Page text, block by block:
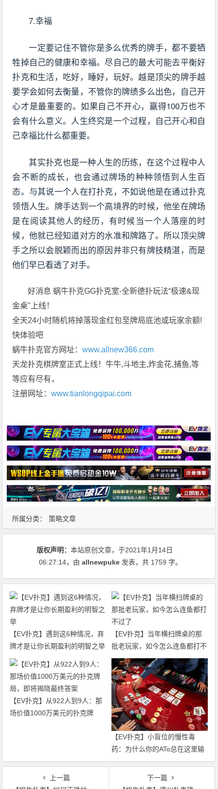
7.幸福
一定要记住不管你是多么优秀的牌手，都不要牺
牲掉自己的健康和幸福。尽自己的最大可能去平衡好
扑克和生活，吃好，睡好，玩好。越是顶尖的牌手越
要学会如何去衡量，不管你的牌绩多么出色，自己开
心才是最重要的。如果自己不开心，赢得100万也不
会有什么意义。人生终究是一个过程，自己开心和自
己幸福比什么都重要。
其实扑克也是一种人生的历练，在这个过程中人
会不断的成长，也会通过牌场的种种领悟到人生百
态。与其说一个人在打扑克，不如说他是在通过扑克
领悟人生。牌手达到一个高境界的时候，他坐在牌场
是在阅读其他人的经历，有时候当一个人落座的时
候，他就已经知道对方的水准和牌路了。所以顶尖牌
手之所以会脱颖而出的原因并非只有牌技精湛，而是
他们早已看透了对手。
好消息 蜗牛扑克GG扑克室-全新德扑玩法“极速&现
金桌"上线！
全天24小时随机将掉落现金红包至牌局底池或玩家余额!
快体验吧
蜗牛扑克官方网址：www.allnew366.com
天龙扑克棋牌室正式上线！牛牛,斗地主,炸金花,捕鱼,等
等应有尽有，
注册网址：www.tianlongqipai.com
所属分类： 策略文章
版权声明：本站原创文章，于2021年1月14日
06:27:14，由allnewpuke 发表，共 1759 字。
【EV扑克】遇到这6种情况，弃
牌才是让你长期盈利的明智之举
【EV扑克】当年横扫牌桌的那
批老玩家，如今怎么连鱼都打不
过了
【EV扑克】从922人到9人：那
场价值1000万美元的扑克牌
【EV扑克】小盲位的慢性毒
药：为什么你的ATo总在这里输
钱？
上一篇
下一篇